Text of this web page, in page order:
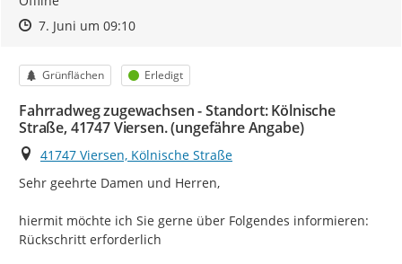
Zeitpunkt des Erstellens
Zeitpunkt des Erstellens
7. Juni um 09:10Zur Äußerung
Kategorie
Grünflächen Status
Erledigt
Fahrradweg zugewachsen - Standort: Kölnische
Straße, 41747 Viersen. (ungefähre Angabe)
Ort
41747 Viersen, Kölnische Straße
Sehr geehrte Damen und Herren,
hiermit möchte ich Sie gerne über Folgendes informieren:
Rückschritt erforderlich